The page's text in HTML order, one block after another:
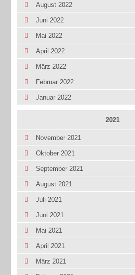
August 2022
Juni 2022
Mai 2022
April 2022
März 2022
Februar 2022
Januar 2022
2021
November 2021
Oktober 2021
September 2021
August 2021
Juli 2021
Juni 2021
Mai 2021
April 2021
März 2021